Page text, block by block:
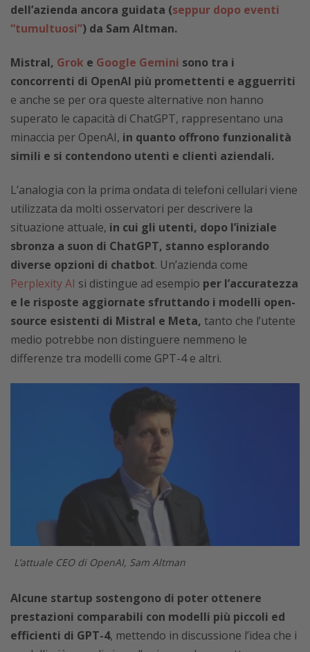
dell’azienda ancora guidata (seppur dopo eventi
“tumultuosi”) da Sam Altman.
Mistral, Grok e Google Gemini sono tra i
concorrenti di OpenAI più promettenti e agguerriti
e anche se per ora queste alternative non hanno
superato le capacità di ChatGPT, rappresentano una
minaccia per OpenAI, in quanto offrono funzionalità
simili e si contendono utenti e clienti aziendali.
L’analogia con la prima ondata di telefoni cellulari viene
utilizzata da molti osservatori per descrivere la
situazione attuale, in cui gli utenti, dopo l’iniziale
sbronza a suon di ChatGPT, stanno esplorando
diverse opzioni di chatbot. Un’azienda come
Perplexity AI si distingue ad esempio per l’accuratezza
e le risposte aggiornate sfruttando i modelli open-
source esistenti di Mistral e Meta, tanto che l’utente
medio potrebbe non distinguere nemmeno le
differenze tra modelli come GPT-4 e altri.
L’attuale CEO di OpenAI, Sam Altman
Alcune startup sostengono di poter ottenere
prestazioni comparabili con modelli più piccoli ed
efficienti di GPT-4, mettendo in discussione l’idea che i